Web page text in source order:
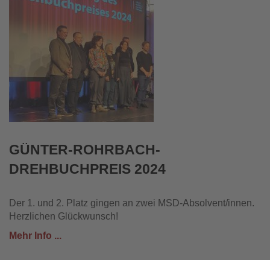
GÜNTER-ROHRBACH-
DREHBUCHPREIS 2024
Der 1. und 2. Platz gingen an zwei MSD-Absolvent/innen.
Herzlichen Glückwunsch!
Mehr Info ...